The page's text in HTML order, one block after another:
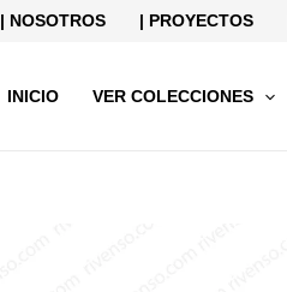
| NOSOTROS | PROYECTOS
INICIO VER COLECCIONES